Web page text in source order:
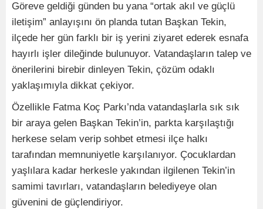
Göreve geldiği günden bu yana “ortak akıl ve güçlü
iletişim” anlayışını ön planda tutan Başkan Tekin,
ilçede her gün farklı bir iş yerini ziyaret ederek esnafa
hayırlı işler dileğinde bulunuyor. Vatandaşların talep ve
önerilerini birebir dinleyen Tekin, çözüm odaklı
yaklaşımıyla dikkat çekiyor.
Özellikle Fatma Koç Parkı’nda vatandaşlarla sık sık
bir araya gelen Başkan Tekin’in, parkta karşılaştığı
herkese selam verip sohbet etmesi ilçe halkı
tarafından memnuniyetle karşılanıyor. Çocuklardan
yaşlılara kadar herkesle yakından ilgilenen Tekin’in
samimi tavırları, vatandaşların belediyeye olan
güvenini de güçlendiriyor.